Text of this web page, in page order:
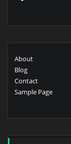
About
Blog
Contact
Sample Page